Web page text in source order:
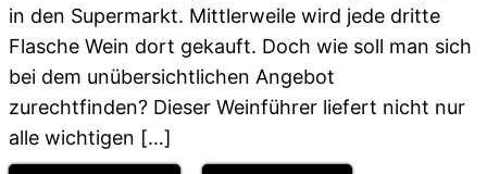
in den Supermarkt. Mittlerweile wird jede dritte
Flasche Wein dort gekauft. Doch wie soll man sich
bei dem unübersichtlichen Angebot
zurechtfinden? Dieser Weinführer liefert nicht nur
alle wichtigen […]